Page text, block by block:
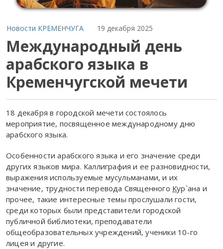
Новости КРЕМЕНЧУГА 19 декабря 2025
Международный день
арабского языка в
Кременчугской мечети
18 декабря в городской мечети состоялось
мероприятие, посвященное международному дню
арабского языка.
Особенности арабского языка и его значение среди
других языков мира. Каллиграфия и ее разновидности,
выражения используемые мусульманами, и их
значение, трудности перевода Священного Кур`ана и
прочее, такие интересные темы прослушали гости,
среди которых были представители городской
публичной библиотеки, преподаватели
общеобразовательных учреждений, ученики 10-го
лицея и другие.